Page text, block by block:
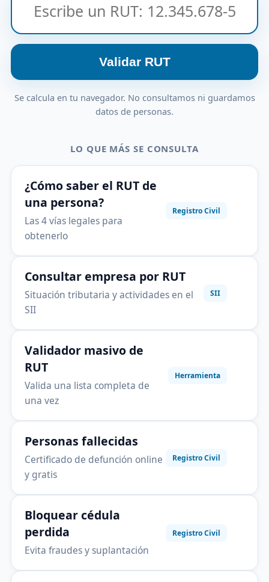
Validar RUT
Se calcula en tu navegador. No consultamos ni guardamos
datos de personas.
LO QUE MÁS SE CONSULTA
¿Cómo saber el RUT de
una persona?
Las 4 vías legales para
obtenerlo
Registro Civil
Consultar empresa por RUT
Situación tributaria y actividades en el
SII
SII
Validador masivo de
RUT
Valida una lista completa de
una vez
Herramienta
Personas fallecidas
Certificado de defunción online
y gratis
Registro Civil
Bloquear cédula
perdida
Evita fraudes y suplantación
Registro Civil